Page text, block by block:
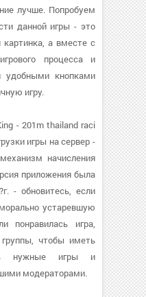
лучше. Попробуем
данной игры - это
картинка, а вместе с
процесса и
удобными кнопками
игру.
- 201m thailand raci
игры на сервер -
начисления
приложения была
- обновитесь, если
устаревшую
понравилась игра,
чтобы иметь
нужные игры и
модераторами.